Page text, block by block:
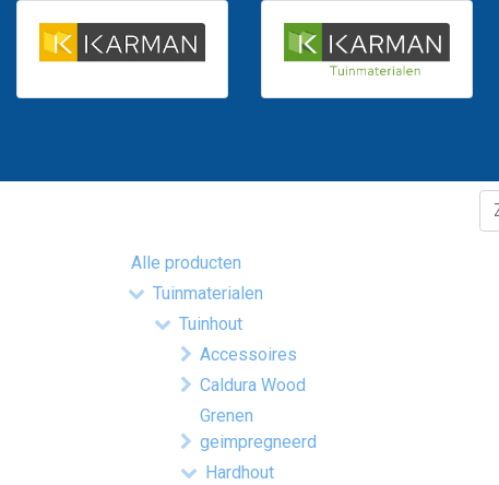
Alle producten
Tuinmaterialen
Tuinhout
Accessoires
Caldura Wood
Grenen
geimpregneerd
Hardhout